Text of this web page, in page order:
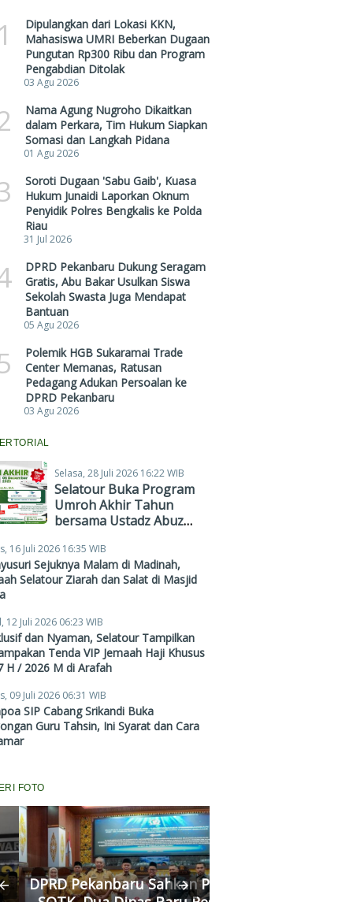
Dipulangkan dari Lokasi KKN,
Mahasiswa UMRI Beberkan Dugaan
Pungutan Rp300 Ribu dan Program
Pengabdian Ditolak
03 Agu 2026
Nama Agung Nugroho Dikaitkan
dalam Perkara, Tim Hukum Siapkan
Somasi dan Langkah Pidana
01 Agu 2026
Soroti Dugaan 'Sabu Gaib', Kuasa
Hukum Junaidi Laporkan Oknum
Penyidik Polres Bengkalis ke Polda
Riau
31 Jul 2026
DPRD Pekanbaru Dukung Seragam
Gratis, Abu Bakar Usulkan Siswa
Sekolah Swasta Juga Mendapat
Bantuan
05 Agu 2026
Polemik HGB Sukaramai Trade
Center Memanas, Ratusan
Pedagang Adukan Persoalan ke
DPRD Pekanbaru
03 Agu 2026
Selasa, 28 Juli 2026 16:22 WIB
Selatour Buka Program
Umroh Akhir Tahun
bersama Ustadz Abuz
Mulai Rp38,4 Juta
16 Juli 2026 16:35 WIB
Sejuknya Malam di Madinah,
Selatour Ziarah dan Salat di Masjid
12 Juli 2026 06:23 WIB
dan Nyaman, Selatour Tampilkan
Tenda VIP Jemaah Haji Khusus
H / 2026 M di Arafah
09 Juli 2026 06:31 WIB
SIP Cabang Srikandi Buka
Guru Tahsin, Ini Syarat dan Cara
FOTO
Pekanbaru Sahkan Perda